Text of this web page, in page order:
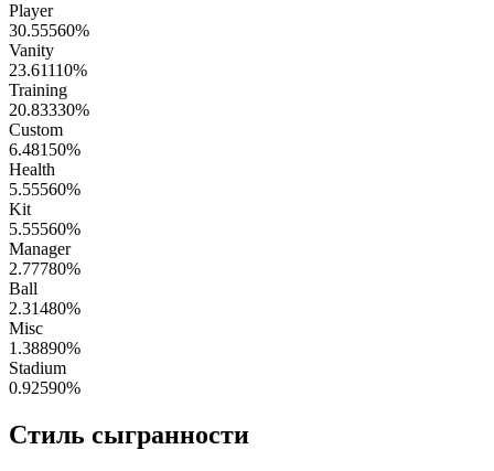
Player
30.55560%
Vanity
23.61110%
Training
20.83330%
Custom
6.48150%
Health
5.55560%
Kit
5.55560%
Manager
2.77780%
Ball
2.31480%
Misc
1.38890%
Stadium
0.92590%
Стиль сыгранности